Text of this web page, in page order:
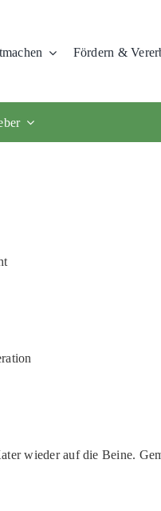
Fördern &
wieder auf die Beine.